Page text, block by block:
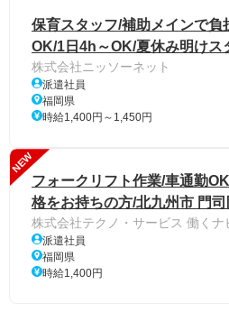
保育スタッフ/補助メインで負
OK/1日4h～OK/夏休み明けス
株式会社ニッソーネット
派遣社員
福岡県
時給1,400円～1,450円
NEW
フォークリフト作業/車通勤
格をお持ちの方/北九州市 門司
株式会社テクノ・サービス 働くナ
派遣社員
福岡県
時給1,400円